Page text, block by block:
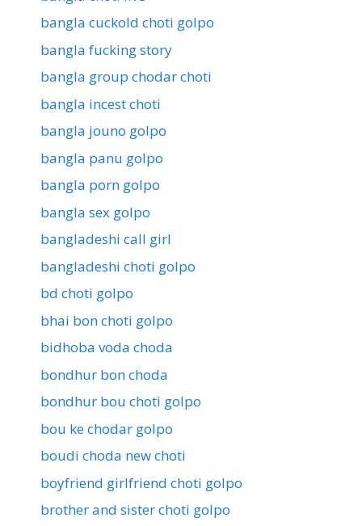
bangla cuckold choti golpo
bangla fucking story
bangla group chodar choti
bangla incest choti
bangla jouno golpo
bangla panu golpo
bangla porn golpo
bangla sex golpo
bangladeshi call girl
bangladeshi choti golpo
bd choti golpo
bhai bon choti golpo
bidhoba voda choda
bondhur bon choda
bondhur bou choti golpo
bou ke chodar golpo
boudi choda new choti
boyfriend girlfriend choti golpo
brother and sister choti golpo